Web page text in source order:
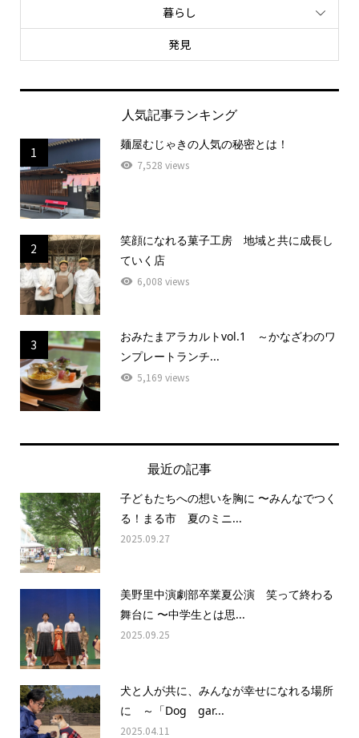
暮らし
発見
人気記事ランキング
1
麺屋むじゃきの人気の秘密とは！
7,528 views
2
笑顔になれる菓子工房 地域と共に成長し
ていく店
6,008 views
3
おみたまアラカルトvol.1 ～かなざわのワ
ンプレートランチ...
5,169 views
最近の記事
子どもたちへの想いを胸に 〜みんなでつく
る！まる市 夏のミニ...
2025.09.27
美野里中演劇部卒業夏公演 笑って終わる
舞台に 〜中学生とは思...
2025.09.25
犬と人が共に、みんなが幸せになれる場所
に ～「Dog gar...
2025.04.11